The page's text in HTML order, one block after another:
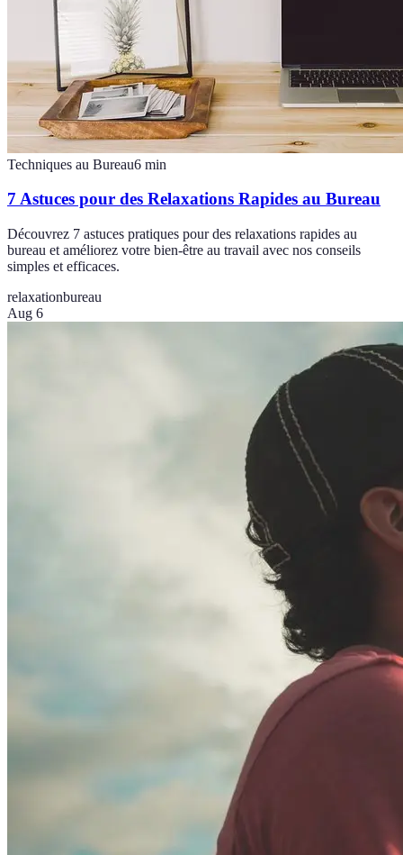
Techniques au Bureau6 min
7 Astuces pour des Relaxations Rapides au Bureau
Découvrez 7 astuces pratiques pour des relaxations rapides au
bureau et améliorez votre bien-être au travail avec nos conseils
simples et efficaces.
relaxationbureau
Aug 6